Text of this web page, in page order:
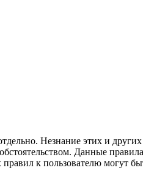
Незнание этих и
Данные
к пользователю могут